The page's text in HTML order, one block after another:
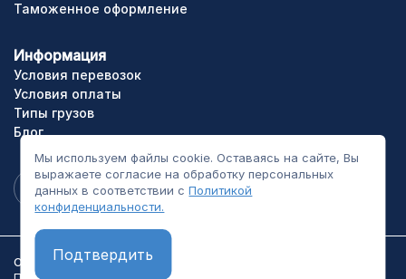
Мы используем файлы cookie. Оставаясь на сайте, Вы
выражаете согласие на обработку персональных
данных в соответствии сПолитикой
конфиденциальности.
Подтвердить
Таможенное оформление
Информация
Условия перевозок
Условия оплаты
Типы грузов
Блог
ООО «ТЛГрупп». Все права сайта защищены.